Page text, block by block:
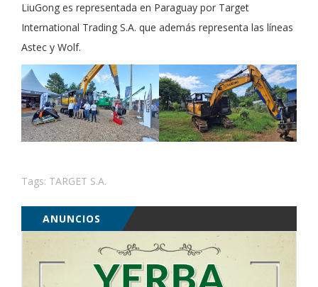
LiuGong es representada en Paraguay por Target
International Trading S.A. que además representa las líneas
Astec y Wolf.
Tags: TARGET S.A.
ANUNCIOS